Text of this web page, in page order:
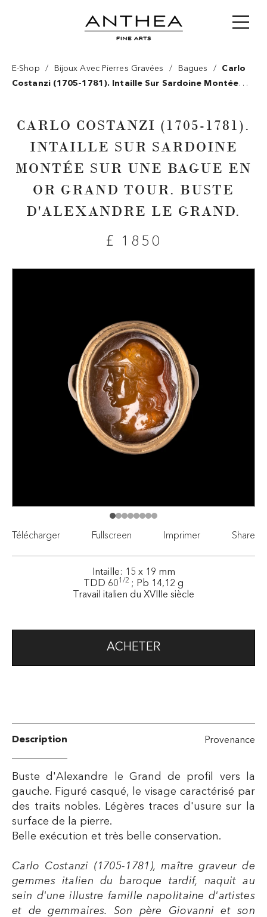
E-Shop / Bijoux Avec Pierres Gravées / Bagues /
Carlo
Costanzi (1705-1781). Intaille Sur Sardoine Montée
CARLO COSTANZI (1705-1781).
INTAILLE SUR SARDOINE
MONTÉE SUR UNE BAGUE EN
OR GRAND TOUR. BUSTE
D'ALEXANDRE LE GRAND.
£ 1850
Télécharger Fullscreen Imprimer Share
Intaille: 15 x 19 mm
TDD 601/2 ; Pb 14,12 g
Travail italien du XVIIIe siècle
ACHETER
Description Provenance
Buste d'Alexandre le Grand de profil vers la
gauche. Figuré casqué, le visage caractérisé par
des traits nobles. Légères traces d'usure sur la
surface de la pierre.
Belle exécution et très belle conservation.
Carlo Costanzi (1705-1781), maître graveur de
gemmes italien du baroque tardif, naquit au
sein d'une illustre famille napolitaine d'artistes
et de gemmaires. Son père Giovanni et son